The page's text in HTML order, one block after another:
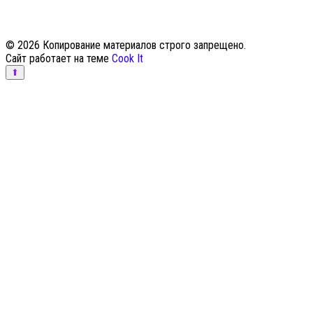
© 2026 Копирование материалов строго запрещено.
Сайт работает на теме Cook It